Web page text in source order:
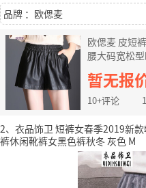
品牌 ：欧偲麦
欧偲麦 皮短
腰大码宽松
黑色 19码-2尺5
暂无报
10+评论
2、衣品饰卫 短裤女春季2019新
裤休闲靴裤女黑色裤秋冬 灰色 M